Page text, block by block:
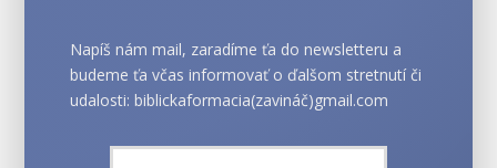
Napíš nám mail, zaradíme ťa do newsletteru a
budeme ťa včas informovať o ďalšom stretnutí či
udalosti: biblickaformacia(zavináč)gmail.com